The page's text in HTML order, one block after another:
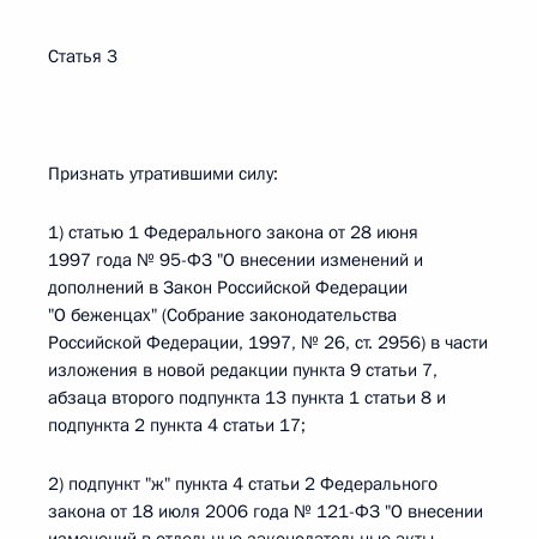
Статья 3
Признать утратившими силу:
1) статью 1 Федерального закона от 28 июня
1997 года № 95-ФЗ "О внесении изменений и
дополнений в Закон Российской Федерации
"О беженцах" (Собрание законодательства
Российской Федерации, 1997, № 26, ст. 2956) в части
изложения в новой редакции пункта 9 статьи 7,
абзаца второго подпункта 13 пункта 1 статьи 8 и
подпункта 2 пункта 4 статьи 17;
2) подпункт "ж" пункта 4 статьи 2 Федерального
закона от 18 июля 2006 года № 121-ФЗ "О внесении